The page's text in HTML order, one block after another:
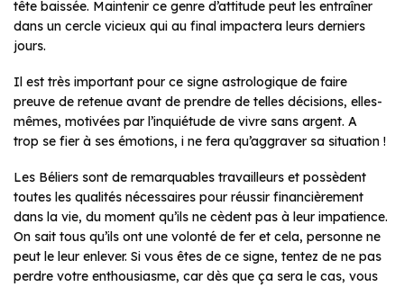
tête baissée. Maintenir ce genre d’attitude peut les entraîner
dans un cercle vicieux qui au final impactera leurs derniers
jours.
Il est très important pour ce signe astrologique de faire
preuve de retenue avant de prendre de telles décisions, elles-
mêmes, motivées par l’inquiétude de vivre sans argent. A
trop se fier à ses émotions, i ne fera qu’aggraver sa situation !
Les Béliers sont de remarquables travailleurs et possèdent
toutes les qualités nécessaires pour réussir financièrement
dans la vie, du moment qu’ils ne cèdent pas à leur impatience.
On sait tous qu’ils ont une volonté de fer et cela, personne ne
peut le leur enlever. Si vous êtes de ce signe, tentez de ne pas
perdre votre enthousiasme, car dès que ça sera le cas, vous